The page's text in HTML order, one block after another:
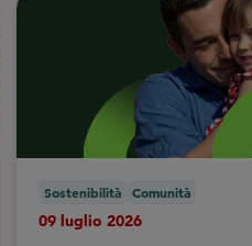
Sostenibilità Comunità
09 luglio 2026